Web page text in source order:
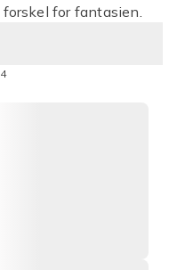
for fantasien.